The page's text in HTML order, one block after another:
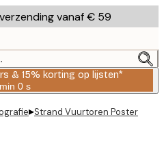
vanaf € 59
& 15% korting op lijsten*
0 s
Geldig
2026-
▸Strand Vuurtoren Poster